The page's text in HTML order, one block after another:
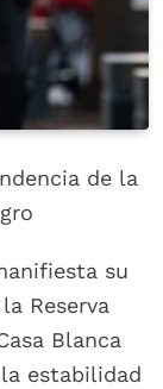
de la
su
Reserva
Blanca
estabilidad